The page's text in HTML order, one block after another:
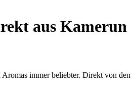
aus Kamerun
immer beliebter. Direkt von